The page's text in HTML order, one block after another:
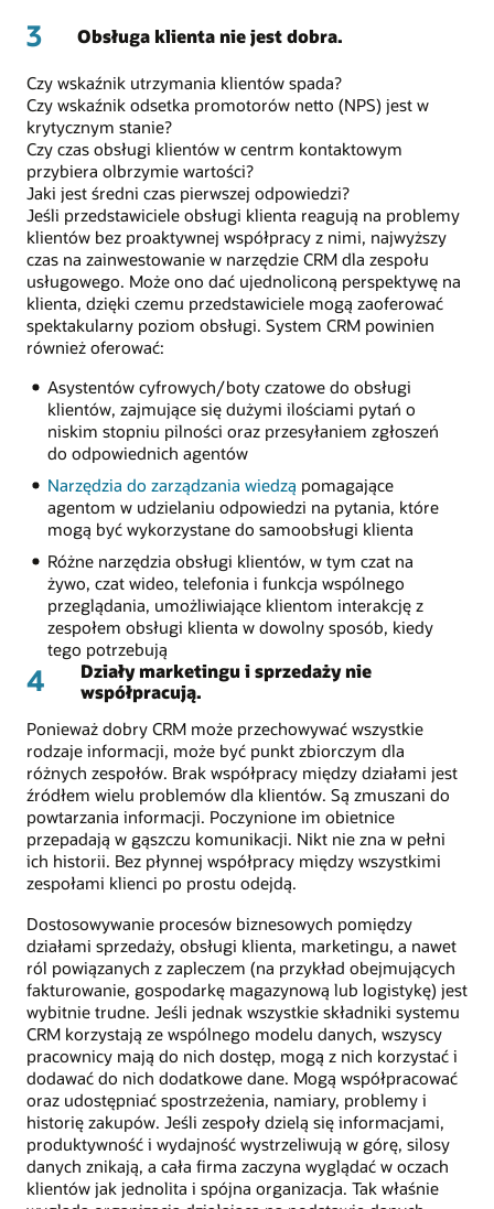
3 Obsługa klienta nie jest dobra.
Czy wskaźnik utrzymania klientów spada?
Czy wskaźnik odsetka promotorów netto (NPS) jest w
krytycznym stanie?
Czy czas obsługi klientów w centrm kontaktowym
przybiera olbrzymie wartości?
Jaki jest średni czas pierwszej odpowiedzi?
Jeśli przedstawiciele obsługi klienta reagują na problemy
klientów bez proaktywnej współpracy z nimi, najwyższy
czas na zainwestowanie w narzędzie CRM dla zespołu
usługowego. Może ono dać ujednoliconą perspektywę na
klienta, dzięki czemu przedstawiciele mogą zaoferować
spektakularny poziom obsługi. System CRM powinien
również oferować:
Asystentów cyfrowych/boty czatowe do obsługi
klientów, zajmujące się dużymi ilościami pytań o
niskim stopniu pilności oraz przesyłaniem zgłoszeń
do odpowiednich agentów
Narzędzia do zarządzania wiedzą pomagające
agentom w udzielaniu odpowiedzi na pytania, które
mogą być wykorzystane do samoobsługi klienta
Różne narzędzia obsługi klientów, w tym czat na
żywo, czat wideo, telefonia i funkcja wspólnego
przeglądania, umożliwiające klientom interakcję z
zespołem obsługi klienta w dowolny sposób, kiedy
tego potrzebują
4
Działy marketingu i sprzedaży nie
współpracują.
Ponieważ dobry CRM może przechowywać wszystkie
rodzaje informacji, może być punkt zbiorczym dla
różnych zespołów. Brak współpracy między działami jest
źródłem wielu problemów dla klientów. Są zmuszani do
powtarzania informacji. Poczynione im obietnice
przepadają w gąszczu komunikacji. Nikt nie zna w pełni
ich historii. Bez płynnej współpracy między wszystkimi
zespołami klienci po prostu odejdą.
Dostosowywanie procesów biznesowych pomiędzy
działami sprzedaży, obsługi klienta, marketingu, a nawet
ról powiązanych z zapleczem (na przykład obejmujących
fakturowanie, gospodarkę magazynową lub logistykę) jest
wybitnie trudne. Jeśli jednak wszystkie składniki systemu
CRM korzystają ze wspólnego modelu danych, wszyscy
pracownicy mają do nich dostęp, mogą z nich korzystać i
dodawać do nich dodatkowe dane. Mogą współpracować
oraz udostępniać spostrzeżenia, namiary, problemy i
historię zakupów. Jeśli zespoły dzielą się informacjami,
produktywność i wydajność wystrzeliwują w górę, silosy
danych znikają, a cała firma zaczyna wyglądać w oczach
klientów jak jednolita i spójna organizacja. Tak właśnie